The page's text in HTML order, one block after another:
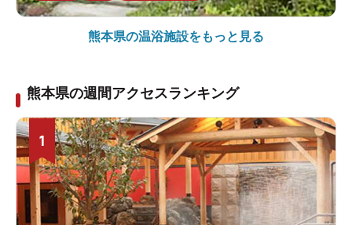
熊本県の温浴施設をもっと見る
熊本県の週間アクセスランキング
1